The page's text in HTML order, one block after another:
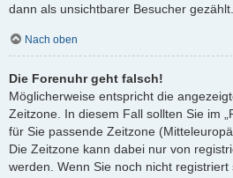
dann als unsichtbarer Besucher gezählt.
Nach oben
Die Forenuhr geht falsch!
Möglicherweise entspricht die
Zeitzone. In diesem Fall sollten Sie im
für Sie passende Zeitzone
Die Zeitzone kann dabei nur von
werden. Wenn Sie noch nicht